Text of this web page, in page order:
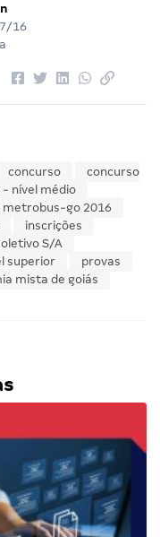
16
concurso
concurso
nível médio
metrobus-go 2016
inscrições
S/A
superior
provas
mista de goiás